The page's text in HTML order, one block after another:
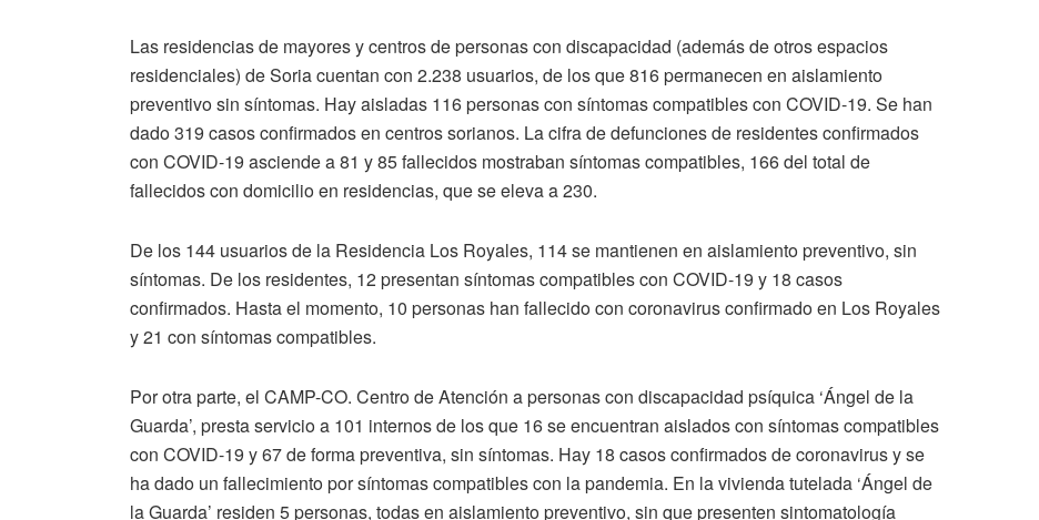
Las residencias de mayores y centros de personas con discapacidad (además de otros espacios
residenciales) de Soria cuentan con 2.238 usuarios, de los que 816 permanecen en aislamiento
preventivo sin síntomas. Hay aisladas 116 personas con síntomas compatibles con COVID-19. Se han
dado 319 casos confirmados en centros sorianos. La cifra de defunciones de residentes confirmados
con COVID-19 asciende a 81 y 85 fallecidos mostraban síntomas compatibles, 166 del total de
fallecidos con domicilio en residencias, que se eleva a 230.
De los 144 usuarios de la Residencia Los Royales, 114 se mantienen en aislamiento preventivo, sin
síntomas. De los residentes, 12 presentan síntomas compatibles con COVID-19 y 18 casos
confirmados. Hasta el momento, 10 personas han fallecido con coronavirus confirmado en Los Royales
y 21 con síntomas compatibles.
Por otra parte, el CAMP-CO. Centro de Atención a personas con discapacidad psíquica ‘Ángel de la
Guarda’, presta servicio a 101 internos de los que 16 se encuentran aislados con síntomas compatibles
con COVID-19 y 67 de forma preventiva, sin síntomas. Hay 18 casos confirmados de coronavirus y se
ha dado un fallecimiento por síntomas compatibles con la pandemia. En la vivienda tutelada ‘Ángel de
la Guarda’ residen 5 personas, todas en aislamiento preventivo, sin que presenten sintomatología